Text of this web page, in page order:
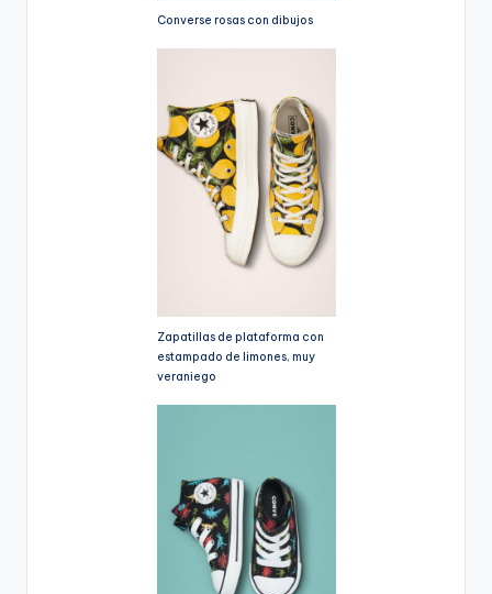
Converse rosas con dibujos
Zapatillas de plataforma con
estampado de limones, muy
veraniego